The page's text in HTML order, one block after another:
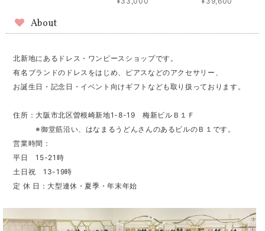
About
北新地にあるドレス・ワンピースショップです。
有名ブランドのドレスをはじめ、ピアスなどのアクセサリー、
お誕生日・記念日・イベント向けギフトなども取り扱っております。
住所：大阪市北区曽根崎新地1-8-19 梅新ビルＢ１Ｆ
※御堂筋沿い、はなまるうどんさんのあるビルのＢ１です。
営業時間：
平日 15-21時
土日祝 13-19時
定 休 日：大型連休・夏季・年末年始